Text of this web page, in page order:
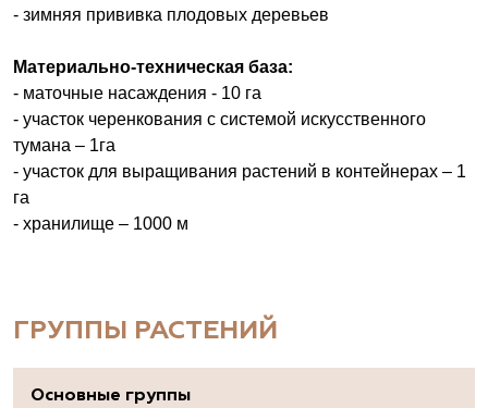
- зимняя прививка плодовых деревьев
Материально-техническая база:
- маточные насаждения - 10 га
- участок черенкования с системой искусственного
тумана – 1га
- участок для выращивания растений в контейнерах – 1
га
- хранилище – 1000 м
ГРУППЫ РАСТЕНИЙ
Основные группы